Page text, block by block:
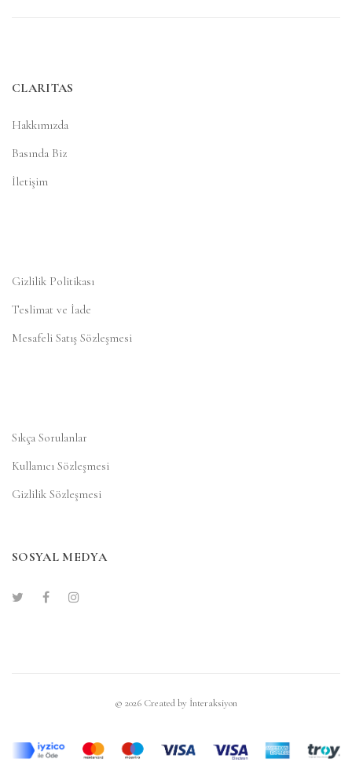
CLARITAS
Hakkımızda
Basında Biz
İletişim
Gizlilik Politikası
Teslimat ve İade
Mesafeli Satış Sözleşmesi
Sıkça Sorulanlar
Kullanıcı Sözleşmesi
Gizlilik Sözleşmesi
SOSYAL MEDYA
© 2026 Created by İnteraksiyon